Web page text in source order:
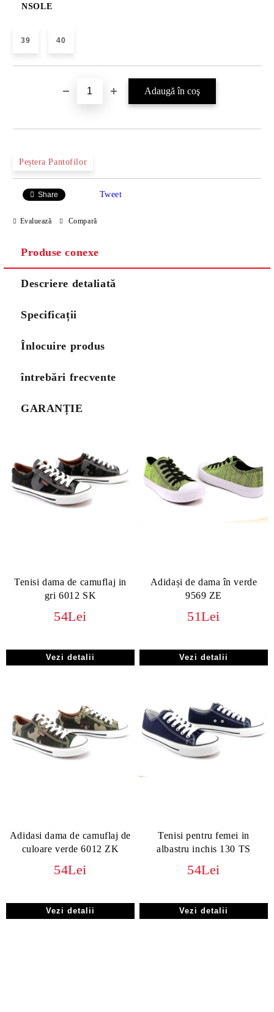
NSOLE
39 40
Peștera Pantofilor
Share Tweet
Evaluează Compară
Produse conexe
Descriere detaliată
Specificații
Înlocuire produs
întrebări frecvente
GARANȚIE
Tenisi dama de camuflaj in
gri 6012 SK
54Lei
Vezi detalii
Adidași de dama în verde
9569 ZE
51Lei
Vezi detalii
Adidasi dama de camuflaj de
culoare verde 6012 ZK
54Lei
Vezi detalii
Tenisi pentru femei in
albastru inchis 130 TS
54Lei
Vezi detalii